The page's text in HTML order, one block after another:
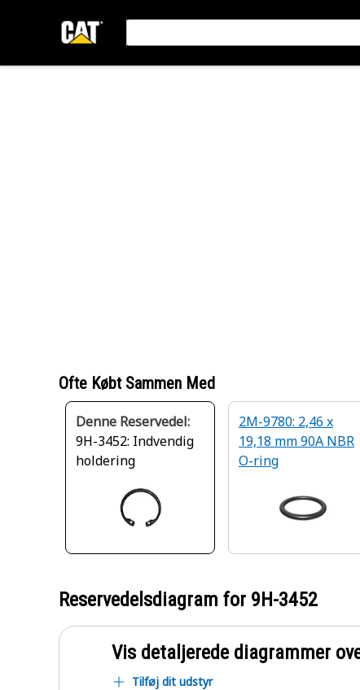
Ofte Købt Sammen Med
Denne Reservedel:
9H-3452: Indvendig
holdering
2M-9780: 2,46 x
19,18 mm 90A NBR
O-ring
Reservedelsdiagram for 9H-3452
Vis detaljerede diagrammer
Tilføj dit udstyr